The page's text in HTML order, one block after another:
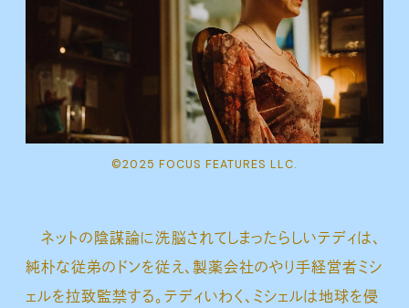
©2025 FOCUS FEATURES LLC.
ネットの陰謀論に洗脳されてしまったらしいテディは、
純朴な従弟のドンを従え、製薬会社のやり手経営者ミシ
ェルを拉致監禁する。テディいわく、ミシェルは地球を侵